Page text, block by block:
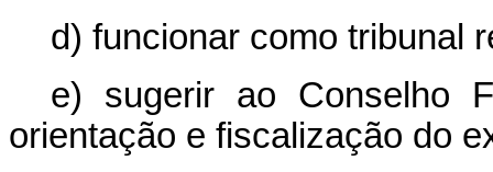
d) funcionar como tribunal
e) sugerir ao Conselho
orientação e fiscalização do